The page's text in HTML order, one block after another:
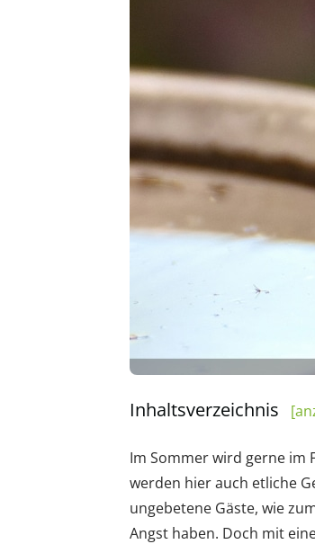
Inhaltsverzeichnis
Im Sommer wird gerne im
werden hier auch etliche
ungebetene Gäste, wie
Angst haben. Doch mit